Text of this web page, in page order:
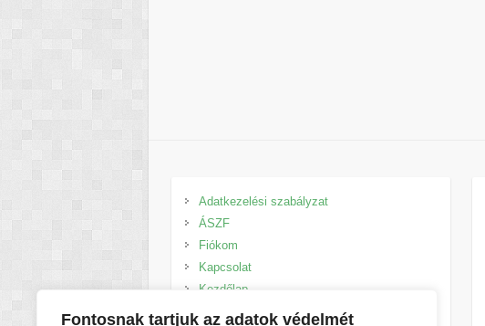
Fontosnak tartjuk az adatok védelmét
Adatkezelési szabályzat
ÁSZF
Fiókom
Kapcsolat
Kezdőlap